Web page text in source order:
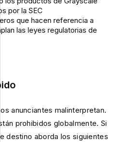
por la SEC
que hacen referencia a
las leyes regulatorias de
anunciantes malinterpretan.
prohibidos globalmente. Si
destino aborda los siguientes